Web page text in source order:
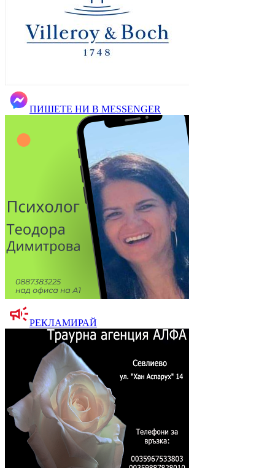
ПИШЕТЕ НИ В MESSENGER
РЕКЛАМИРАЙ